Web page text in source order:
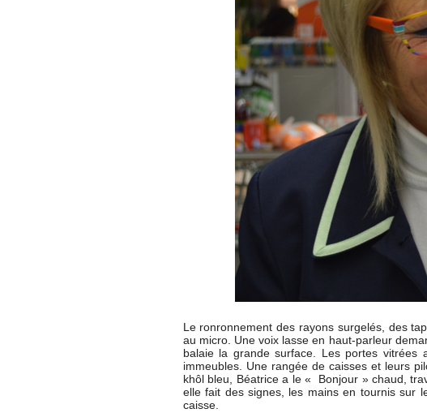
Le ronronnement des rayons surgelés, des
au micro. Une voix lasse en haut-parleur
balaie la grande surface. Les portes vitrées
immeubles. Une rangée de caisses et leurs
khôl bleu, Béatrice a le « Bonjour » chaud,
elle fait des signes, les mains en tournis sur
caisse.